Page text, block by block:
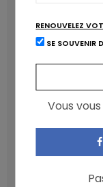
RENOUVELEZ
SE SOUVENIR
Vous